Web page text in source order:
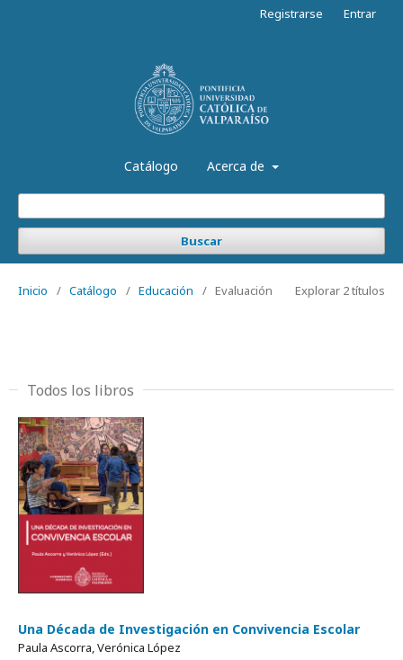
Catálogo Acerca de
Buscar
Registrarse Entrar
Inicio / Catálogo / Educación / Evaluación Explorar 2 títulos
Todos los libros
Una Década de Investigación en Convivencia Escolar
Paula Ascorra, Verónica López